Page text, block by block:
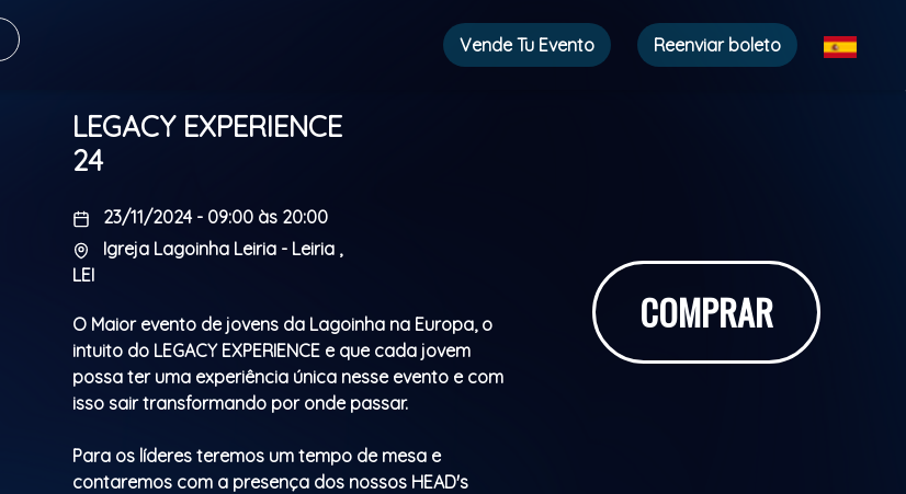
Vende Tu Evento Reenviar boleto
LEGACY EXPERIENCE
24
23/11/2024 - 09:00 às 20:00
Igreja Lagoinha Leiria - Leiria ,
LEI
O Maior evento de jovens da Lagoinha na Europa, o
intuito do LEGACY EXPERIENCE e que cada jovem
possa ter uma experiência única nesse evento e com
isso sair transformando por onde passar.
Para os líderes teremos um tempo de mesa e
contaremos com a presença dos nossos HEAD's
COMPRAR